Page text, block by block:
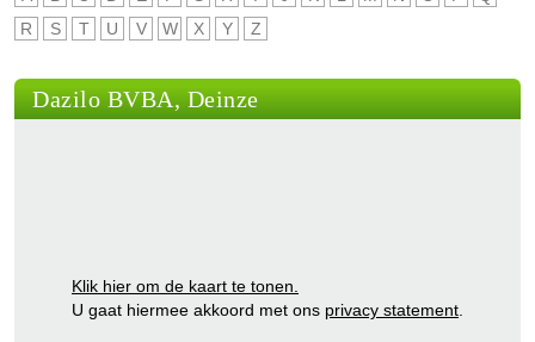
R
S T U V W X Y Z
Dazilo BVBA, Deinze
Klik hier om de kaart te tonen.
U gaat hiermee akkoord met ons privacy statement